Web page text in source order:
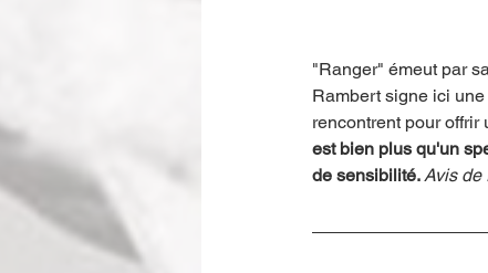
"Ranger" émeut par
Rambert signe ici
rencontrent pour
est bien plus qu'un
de sensibilité. Avis de